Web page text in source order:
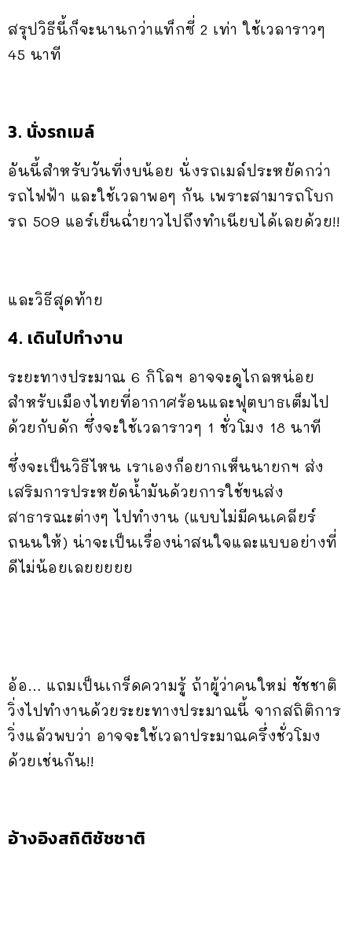
สรุปวิธีนี้ก็จะนานกว่าแท็กซี่ 2 เท่า ใช้เวลาราวๆ
45 นาที
3. นั่งรถเมล์
อันนี้สำหรับวันที่งบน้อย นั่งรถเมล์ประหยัดกว่า
รถไฟฟ้า และใช้เวลาพอๆ กัน เพราะสามารถโบก
รถ 509 แอร์เย็นฉ่ำยาวไปถึงทำเนียบได้เลยด้วย!!
และวิธีสุดท้าย
4. เดินไปทำงาน
ระยะทางประมาณ 6 กิโลฯ อาจจะดูไกลหน่อย
สำหรับเมืองไทยที่อากาศร้อนและฟุตบาธเต็มไป
ด้วยกับดัก ซึ่งจะใช้เวลาราวๆ 1 ชั่วโมง 18 นาที
ซึ่งจะเป็นวิธีไหน เราเองก็อยากเห็นนายกฯ ส่ง
เสริมการประหยัดน้ำมันด้วยการใช้ขนส่ง
สาธารณะต่างๆ ไปทำงาน (แบบไม่มีคนเคลียร์
ถนนให้) น่าจะเป็นเรื่องน่าสนใจและแบบอย่างที่
ดีไม่น้อยเลยยยยย
อ้อ… แถมเป็นเกร็ดความรู้ ถ้าผู้ว่าคนใหม่ ชัชชาติ
วิ่งไปทำงานด้วยระยะทางประมาณนี้ จากสถิติการ
วิ่งแล้วพบว่า อาจจะใช้เวลาประมาณครึ่งชั่วโมง
ด้วยเช่นกัน!!
อ้างอิงสถิติชัชชาติ